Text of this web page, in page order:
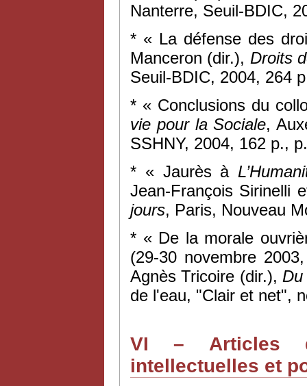
Nanterre, Seuil-BDIC,
* « La défense des
Manceron (dir.), Droits
Seuil-BDIC, 2004, 264
* « Conclusions du
vie pour la Sociale,
SSHNY, 2004, 162 p.,
* « Jaurès à
Jean-François Sirinelli
jours, Paris, Nouveau
* « De la morale
(29-30 novembre
Agnès Tricoire (dir.),
de l'eau, "Clair et net",
VI – Articles
intellectuelles et